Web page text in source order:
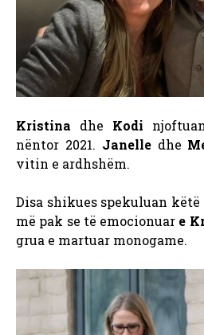
Kristina dhe Kodi
nëntor 2021. Janelledhe
vitin e ardhshëm.
Disa shikues spekuluan këtë
më pak se të emocionuar e
grua e martuar monogame.